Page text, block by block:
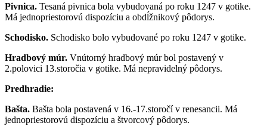
Pivnica. Tesaná pivnica bola vybudovaná po roku 1247 v gotike.
Má jednopriestorovú dispozíciu a obdĺžnikový pôdorys.
Schodisko. Schodisko bolo vybudované po roku 1247 v gotike.
Hradbový múr. Vnútorný hradbový múr bol postavený v
2.polovici 13.storočia v gotike. Má nepravidelný pôdorys.
Predhradie:
Bašta. Bašta bola postavená v 16.-17.storočí v renesancii. Má
jednopriestorovú dispozíciu a štvorcový pôdorys.